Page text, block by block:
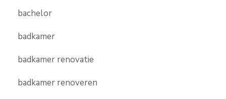
bachelor
badkamer
badkamer renovatie
badkamer renoveren